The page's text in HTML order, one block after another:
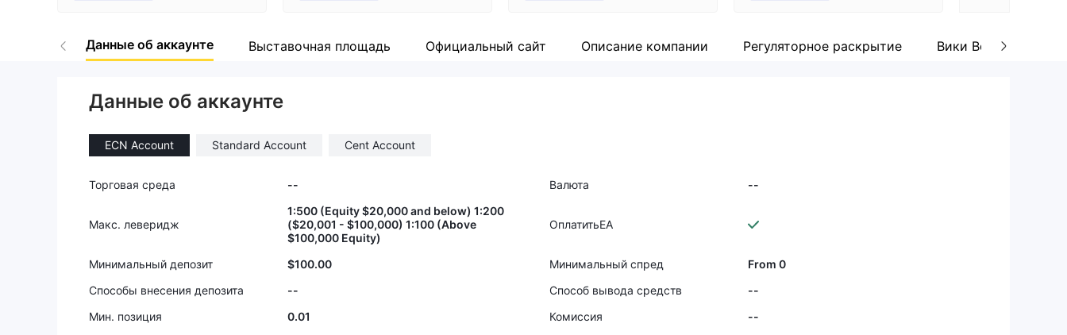
ток средств на моем счету. Я о
тчетливо видел это в MT4. Не р
1.19070. Однако рынок в то вре
я. [D83d] [de21]
Данные об аккаунте Выставочная площадь Официальный сайт Описание компании Регуляторное раскрытие Вики Вопросы и
Данные об аккаунте
ECN Account Standard Account Cent Account
Торговая среда -- Валюта --
Макс. леверидж
1:500 (Equity $20,000 and below) 1:200
($20,001 - $100,000) 1:100 (Above
$100,000 Equity)
ОплатитьEA
Минимальный депозит $100.00 Минимальный спред
From 0
Способы внесения депозита
-- Способ вывода средств
--
Мин. позиция
0.01 Комиссия --